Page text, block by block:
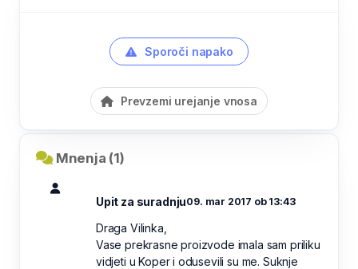
Sporoči napako
Prevzemi urejanje vnosa
Mnenja (1)
Upit za suradnju09. mar 2017 ob 13:43
Draga Vilinka,
Vase prekrasne proizvode imala sam priliku
vidjeti u Koper i odusevili su me. Suknje